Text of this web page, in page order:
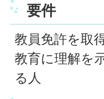
要件
教員免許を取
教育に理解を
る人